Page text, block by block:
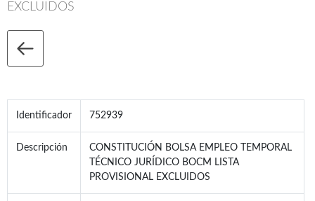
EXCLUIDOS
Identificador 752939
Descripción
CONSTITUCIÓN BOLSA EMPLEO TEMPORAL
TÉCNICO JURÍDICO BOCM LISTA
PROVISIONAL EXCLUIDOS